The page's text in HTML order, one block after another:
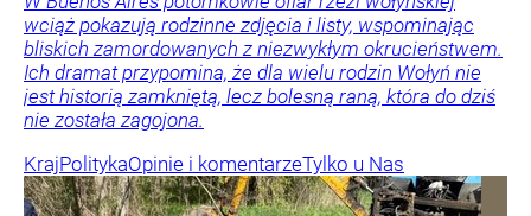
wciąż pokazują rodzinne zdjęcia i listy, wspominając
bliskich zamordowanych z niezwykłym okrucieństwem.
Ich dramat przypomina, że dla wielu rodzin Wołyń nie
jest historią zamkniętą, lecz bolesną raną, która do dziś
nie została zagojona.
KrajPolitykaOpinie i komentarzeTylko u Nas